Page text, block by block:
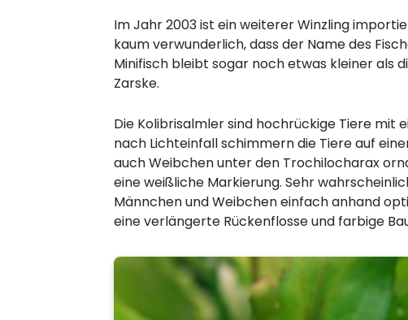
Im Jahr 2003 ist ein weiterer Winzling
kaum verwunderlich, dass der Name des
Minifisch bleibt sogar noch etwas kleiner als
Zarske.
Die Kolibrisalmler sind hochrückige Tiere mit
nach Lichteinfall schimmern die Tiere auf
auch Weibchen unter den Trochilocharax
eine weißliche Markierung. Sehr
Männchen und Weibchen einfach anhand
eine verlängerte Rückenflosse und farbige